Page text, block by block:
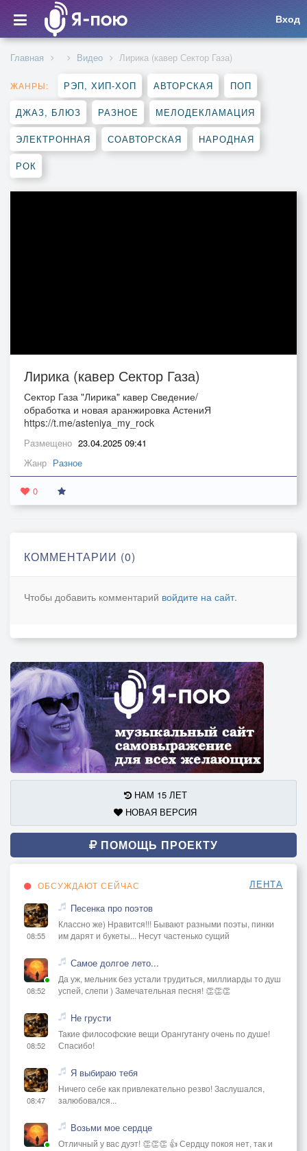
Вход
Главная Видео Лирика (кавер Сектор Газа)
ЖАНРЫ: РЭП, ХИП-ХОП АВТОРСКАЯ ПОП
ДЖАЗ, БЛЮЗ РАЗНОЕ МЕЛОДЕКЛАМАЦИЯ
ЭЛЕКТРОННАЯ СОАВТОРСКАЯ НАРОДНАЯ
РОК
Лирика (кавер Сектор Газа)
Сектор Газа "Лирика" кавер Сведение/
обработка и новая аранжировка АстениЯ
https://t.me/asteniya_my_rock
Размещено 23.04.2025 09:41
Жанр Разное
0
КОММЕНТАРИИ (0)
Чтобы добавить комментарий войдите на сайт.
НАМ 15 ЛЕТ
НОВАЯ ВЕРСИЯ
ПОМОЩЬ ПРОЕКТУ
ОБСУЖДАЮТ СЕЙЧАС ЛЕНТА
08:55
Песенка про поэтов
Классно же) Нравится!!! Бывают разными поэты, пинки
им дарят и букеты... Несут частенько сущий
08:52
Самое долгое лето...
Да уж, мельник без устали трудиться, миллиарды то душ
успей, слепи ) Замечательная песня! 👏👏👏
08:52
Не грусти
Такие философские вещи Орангутангу очень по душе!
Спасибо!
08:47
Я выбираю тебя
Ничего себе как привлекательно резво! Заслушался,
залюбовался...
Возьми мое сердце
Отличный у вас дуэт! 👏👏👏 👍 Сердцу покоя нет, так и